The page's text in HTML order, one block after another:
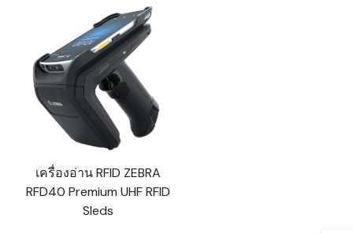
เครื่องอ่าน RFID ZEBRA
RFD40 Premium UHF RFID
Sleds